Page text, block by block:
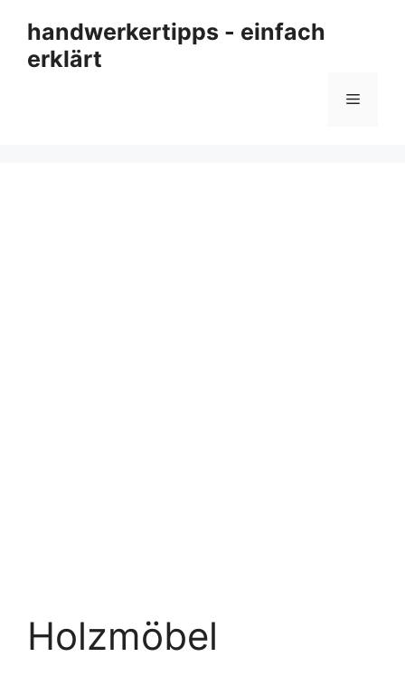
Inhalt
springen
handwerkertipps - einfach
erklärt
Menü
Holzmöbel